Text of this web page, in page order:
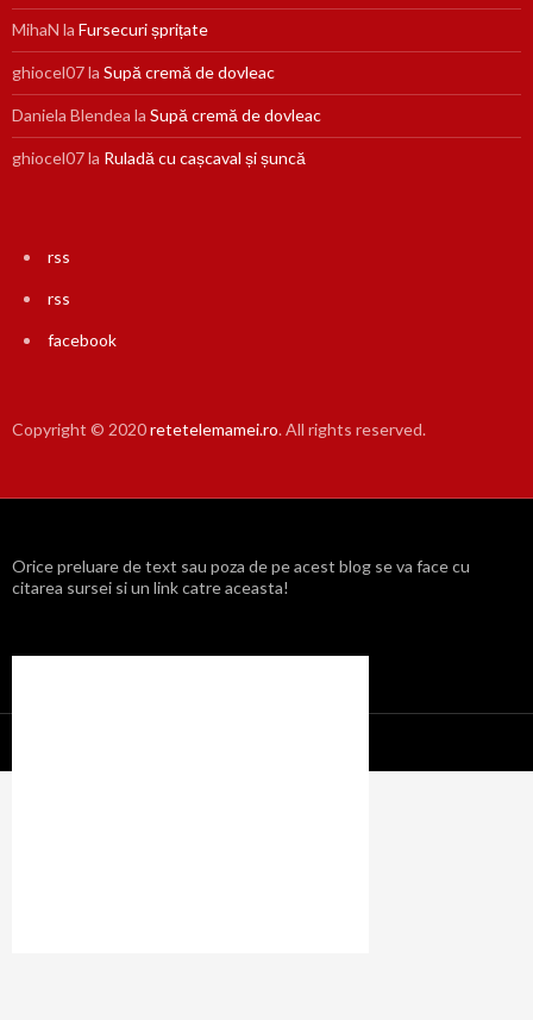
MihaN la Fursecuri șprițate
ghiocel07la Supă cremă de dovleac
Daniela Blendea la Supă cremă de dovleac
ghiocel07la Ruladă cu cașcaval și șuncă
rss
rss
facebook
Copyright © 2020retetelemamei.ro. All rights reserved.
Orice preluare de text sau poza de pe acest blog se va face cu
citarea sursei si un link catre aceasta!